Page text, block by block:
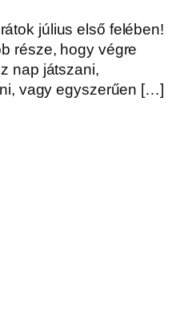
július első felében!
része, hogy végre
nap játszani,
vagy egyszerűen […]